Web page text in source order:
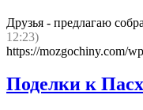
Друзья - предлагаю
12:23)
https://mozgochiny.com/
Поделки к